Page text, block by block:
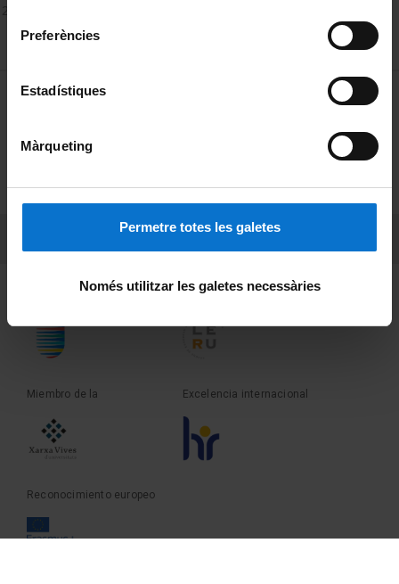
Preferències
Estadístiques
Màrqueting
Permetre totes les galetes
Només utilitzar les galetes necessàries
MENÚ PEU 1
Sobre UBtv
Fundadora de la Miembro de la
Miembro de la Excelencia internacional
Reconocimiento europeo